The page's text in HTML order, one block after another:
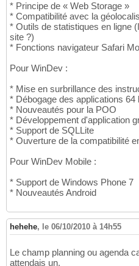
* Principe de « Web Storage »
* Compatibilité avec la
* Outils de statistiques en ligne
site ?)
* Fonctions navigateur Safari
Pour WinDev :
* Mise en surbrillance des
* Débogage des applications 64
* Nouveautés pour la POO
* Développement d'application
* Support de SQLLite
* Ouverture de la compatibilité
Pour WinDev Mobile :
* Support de Windows Phone 7
* Nouveautés Android
hehehe, le 06/10/2010 à 14h55
Le champ planning ou agenda
attendais un.